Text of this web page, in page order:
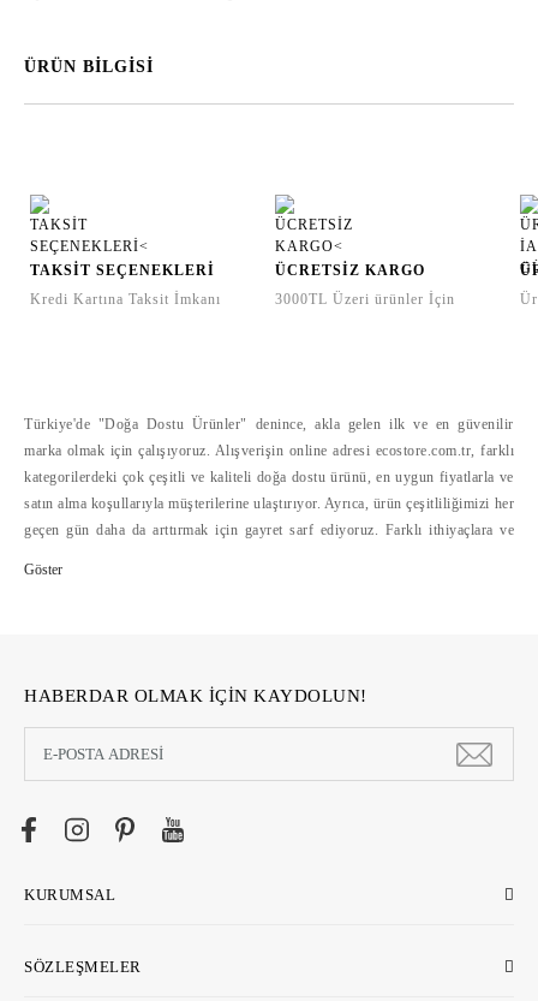
ÜRÜN BİLGİSİ
TAKSİT SEÇENEKLERİ
Kredi Kartına Taksit İmkanı
ÜCRETSİZ KARGO
3000TL Üzeri ürünler İçin
Türkiye'de "Doğa Dostu Ürünler" denince, akla gelen ilk ve en güvenilir
marka olmak için çalışıyoruz. Alışverişin online adresi ecostore.com.tr, farklı
kategorilerdeki çok çeşitli ve kaliteli doğa dostu ürünü, en uygun fiyatlarla ve
satın alma koşullarıyla müşterilerine ulaştırıyor. Ayrıca, ürün çeşitliliğimizi her
geçen gün daha da arttırmak için gayret sarf ediyoruz. Farklı ithiyaçlara ve
HABERDAR OLMAK İÇİN KAYDOLUN!
KURUMSAL
SÖZLEŞMELER